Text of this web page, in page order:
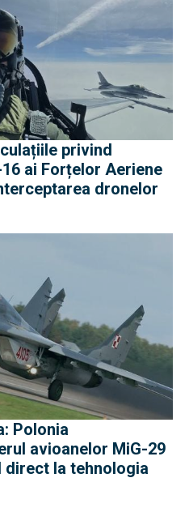
privind
ai Forțelor Aeriene
dronelor
Polonia
avioanelor MiG-29
direct la tehnologia